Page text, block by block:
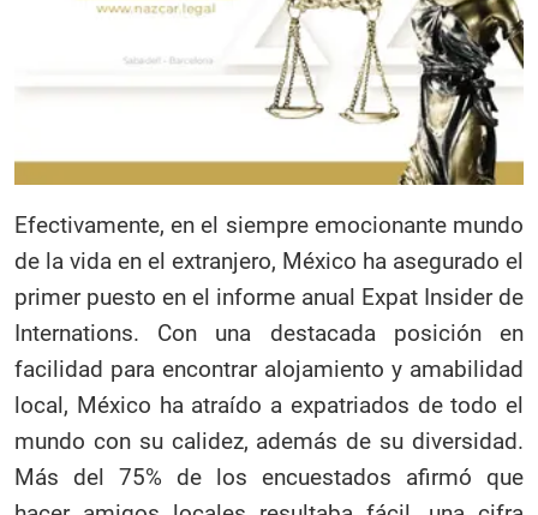
Efectivamente, en el siempre emocionante mundo
de la vida en el extranjero, México ha asegurado el
primer puesto en el informe anual Expat Insider de
Internations. Con una destacada posición en
facilidad para encontrar alojamiento y amabilidad
local, México ha atraído a expatriados de todo el
mundo con su calidez, además de su diversidad.
Más del 75% de los encuestados afirmó que